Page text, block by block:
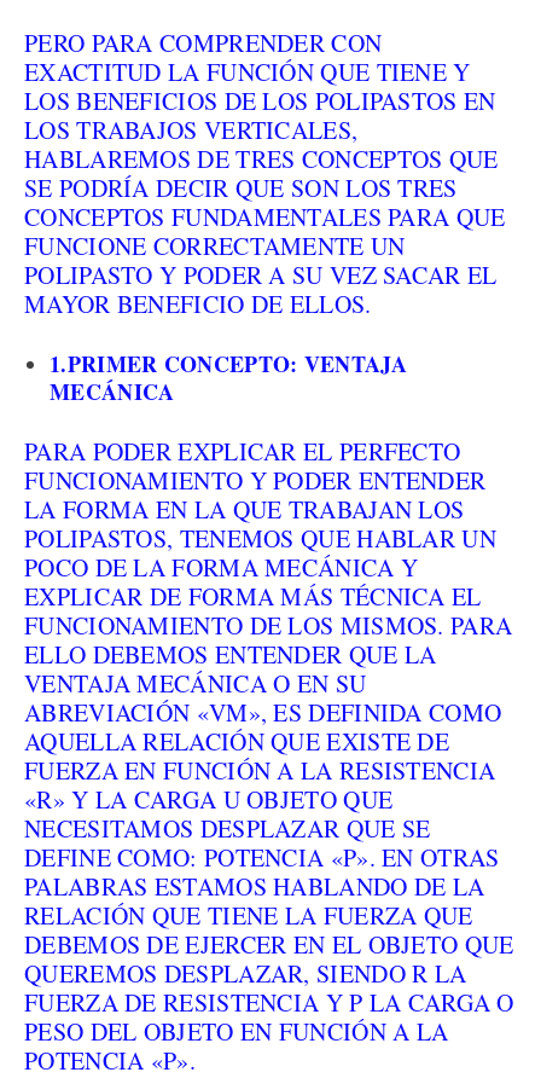
PERO PARA COMPRENDER CON
EXACTITUD LA FUNCIÓN QUE TIENE Y
LOS BENEFICIOS DE LOS POLIPASTOS EN
LOS TRABAJOS VERTICALES,
HABLAREMOS DE TRES CONCEPTOS QUE
SE PODRÍA DECIR QUE SON LOS TRES
CONCEPTOS FUNDAMENTALES PARA QUE
FUNCIONE CORRECTAMENTE UN
POLIPASTO Y PODER A SU VEZ SACAR EL
MAYOR BENEFICIO DE ELLOS.
1.PRIMER CONCEPTO: VENTAJA
MECÁNICA
PARA PODER EXPLICAR EL PERFECTO
FUNCIONAMIENTO Y PODER ENTENDER
LA FORMA EN LA QUE TRABAJAN LOS
POLIPASTOS, TENEMOS QUE HABLAR UN
POCO DE LA FORMA MECÁNICA Y
EXPLICAR DE FORMA MÁS TÉCNICA EL
FUNCIONAMIENTO DE LOS MISMOS. PARA
ELLO DEBEMOS ENTENDER QUE LA
VENTAJA MECÁNICA O EN SU
ABREVIACIÓN «VM», ES DEFINIDA COMO
AQUELLA RELACIÓN QUE EXISTE DE
FUERZA EN FUNCIÓN A LA RESISTENCIA
«R» Y LA CARGA U OBJETO QUE
NECESITAMOS DESPLAZAR QUE SE
DEFINE COMO: POTENCIA «P». EN OTRAS
PALABRAS ESTAMOS HABLANDO DE LA
RELACIÓN QUE TIENE LA FUERZA QUE
DEBEMOS DE EJERCER EN EL OBJETO QUE
QUEREMOS DESPLAZAR, SIENDO R LA
FUERZA DE RESISTENCIA Y P LA CARGA O
PESO DEL OBJETO EN FUNCIÓN A LA
POTENCIA «P».